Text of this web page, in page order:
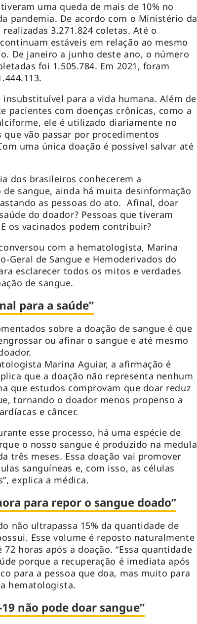
uma queda de mais de 10% no
pandemia. De acordo com o Ministério da
3.271.824 coletas. Até o
estáveis em relação ao mesmo
De janeiro a junho deste ano, o número
foi 1.505.784. Em 2021, foram
insubstituível para a vida humana. Além de
pacientes com doenças crônicas, como a
ele é utilizado diariamente no
vão passar por procedimentos
uma única doação é possível salvar até
dos brasileiros conhecerem a
sangue, ainda há muita desinformação
as pessoas do ato. Afinal, doar
do doador? Pessoas que tiveram
os vacinados podem contribuir?
com a hematologista, Marina
Geral de Sangue e Hemoderivados do
esclarecer todos os mitos e verdades
de sangue.
para a saúde”
sobre a doação de sangue é que
ou afinar o sangue e até mesmo
Marina Aguiar, a afirmação é
que a doação não representa nenhum
que estudos comprovam que doar reduz
tornando o doador menos propenso a
e câncer.
esse processo, há uma espécie de
o nosso sangue é produzido na medula
três meses. Essa doação vai promover
sanguíneas e, com isso, as células
explica a médica.
para repor o sangue doado”
não ultrapassa 15% da quantidade de
Esse volume é reposto naturalmente
horas após a doação. “Essa quantidade
porque a recuperação é imediata após
para a pessoa que doa, mas muito para
hematologista.
não pode doar sangue”